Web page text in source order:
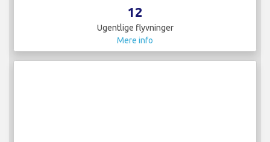
12
Ugentlige flyvninger
Mere info